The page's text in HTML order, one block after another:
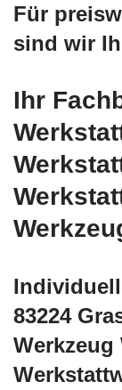
Für
sind wir
Ihr
83224
Werkzeug